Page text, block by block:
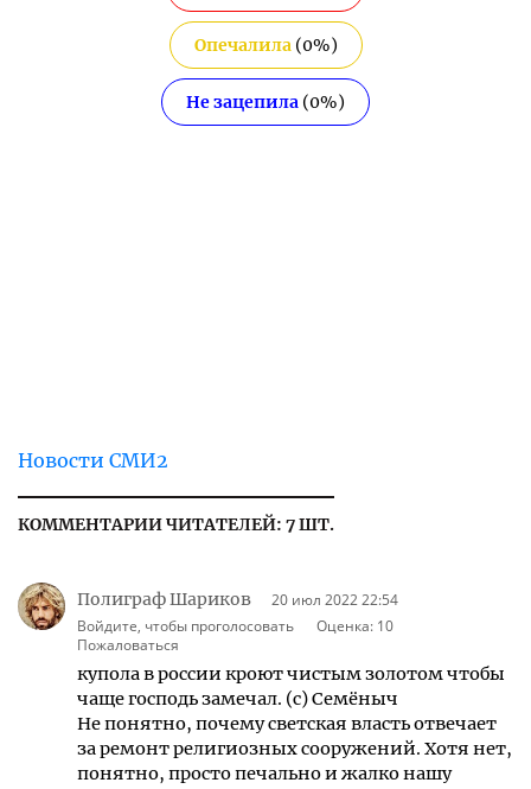
Опечалила(0%)
Не зацепила (0%)
Новости СМИ2
КОММЕНТАРИИ ЧИТАТЕЛЕЙ: 7 ШТ.
Полиграф Шариков
20 июл 2022 22:54
Войдите, чтобы проголосовать
Оценка: 10
Пожаловаться
купола в россии кроют чистым золотом чтобы
чаще господь замечал. (с) Семёныч
Не понятно, почему светская власть отвечает
за ремонт религиозных сооружений. Хотя нет,
понятно, просто печально и жалко нашу